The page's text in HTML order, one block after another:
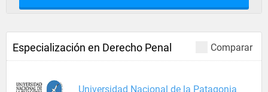
Comparar
Especialización en Derecho Penal
Universidad Nacional de la Patagonia